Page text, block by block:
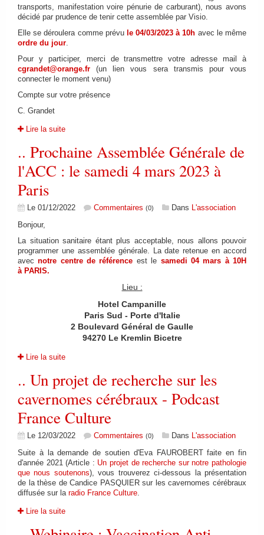
transports, manifestation voire pénurie de carburant), nous avons
décidé par prudence de tenir cette assemblée par Visio.
Elle se déroulera comme prévu le 04/03/2023 à 10h avec le même
ordre du jour
Pour y participer, merci de transmettre votre adresse mail à
cgrandet@orange.fr (un lien vous sera transmis pour vous
connecter le moment venu)
Compte sur votre présence
C. Grandet
Lire la suite
.. Prochaine Assemblée Générale de
l'ACC : le samedi 4 mars 2023 à
Paris
Le 01/12/2022 Commentaires (0) Dans
L'association
Bonjour,
La situation sanitaire étant plus acceptable, nous allons pouvoir
programmer une assemblée générale. La date retenue en accord
avecnotre centre de référence est le samedi 04 mars à 10H
à PARIS.
Lieu :
Hotel Campanille
Paris Sud - Porte d'Italie
2 Boulevard Général de Gaulle
94270 Le Kremlin Bicetre
Lire la suite
.. Un projet de recherche sur les
cavernomes cérébraux - Podcast
France Culture
Le 12/03/2022 Commentaires (0) Dans
L'association
Suite à la demande de soutien d'Eva FAUROBERT faite en fin
d'année 2021 (Article : Un projet de recherche sur notre pathologie
que nous soutenons), vous trouverez ci-dessous la présentation
de la thèse de Candice PASQUIER sur les cavernomes cérébraux
diffusée sur la radio France Culture
Lire la suite